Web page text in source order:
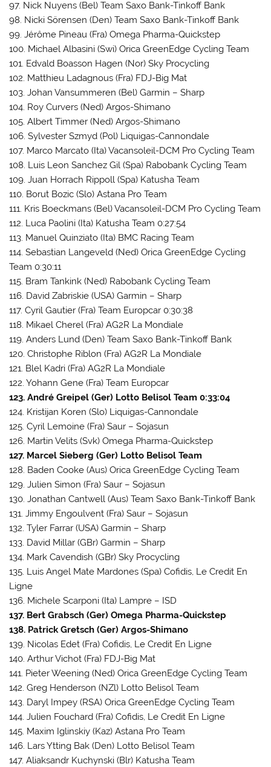
97. Nick Nuyens (Bel) Team Saxo Bank-Tinkoff Bank
98. Nicki Sörensen (Den) Team Saxo Bank-Tinkoff Bank
99. Jérôme Pineau (Fra) Omega Pharma-Quickstep
100. Michael Albasini (Swi) Orica GreenEdge Cycling Team
101. Edvald Boasson Hagen (Nor) Sky Procycling
102. Matthieu Ladagnous (Fra) FDJ-Big Mat
103. Johan Vansummeren (Bel) Garmin – Sharp
104. Roy Curvers (Ned) Argos-Shimano
105. Albert Timmer (Ned) Argos-Shimano
106. Sylvester Szmyd (Pol) Liquigas-Cannondale
107. Marco Marcato (Ita) Vacansoleil-DCM Pro Cycling Team
108. Luis Leon Sanchez Gil (Spa) Rabobank Cycling Team
109. Juan Horrach Rippoll (Spa) Katusha Team
110. Borut Bozic (Slo) Astana Pro Team
111. Kris Boeckmans (Bel) Vacansoleil-DCM Pro Cycling Team
112. Luca Paolini (Ita) Katusha Team 0:27:54
113. Manuel Quinziato (Ita) BMC Racing Team
114. Sebastian Langeveld (Ned) Orica GreenEdge Cycling
Team 0:30:11
115. Bram Tankink (Ned) Rabobank Cycling Team
116. David Zabriskie (USA) Garmin – Sharp
117. Cyril Gautier (Fra) Team Europcar 0:30:38
118. Mikael Cherel (Fra) AG2R La Mondiale
119. Anders Lund (Den) Team Saxo Bank-Tinkoff Bank
120. Christophe Riblon (Fra) AG2R La Mondiale
121. Blel Kadri (Fra) AG2R La Mondiale
122. Yohann Gene (Fra) Team Europcar
123. André Greipel (Ger) Lotto Belisol Team 0:33:04
124. Kristijan Koren (Slo) Liquigas-Cannondale
125. Cyril Lemoine (Fra) Saur – Sojasun
126. Martin Velits (Svk) Omega Pharma-Quickstep
127. Marcel Sieberg (Ger) Lotto Belisol Team
128. Baden Cooke (Aus) Orica GreenEdge Cycling Team
129. Julien Simon (Fra) Saur – Sojasun
130. Jonathan Cantwell (Aus) Team Saxo Bank-Tinkoff Bank
131. Jimmy Engoulvent (Fra) Saur – Sojasun
132. Tyler Farrar (USA) Garmin – Sharp
133. David Millar (GBr) Garmin – Sharp
134. Mark Cavendish (GBr) Sky Procycling
135. Luis Angel Mate Mardones (Spa) Cofidis, Le Credit En
Ligne
136. Michele Scarponi (Ita) Lampre – ISD
137. Bert Grabsch (Ger) Omega Pharma-Quickstep
138. Patrick Gretsch (Ger) Argos-Shimano
139. Nicolas Edet (Fra) Cofidis, Le Credit En Ligne
140. Arthur Vichot (Fra) FDJ-Big Mat
141. Pieter Weening (Ned) Orica GreenEdge Cycling Team
142. Greg Henderson (NZl) Lotto Belisol Team
143. Daryl Impey (RSA) Orica GreenEdge Cycling Team
144. Julien Fouchard (Fra) Cofidis, Le Credit En Ligne
145. Maxim Iglinskiy (Kaz) Astana Pro Team
146. Lars Ytting Bak (Den) Lotto Belisol Team
147. Aliaksandr Kuchynski (Blr) Katusha Team